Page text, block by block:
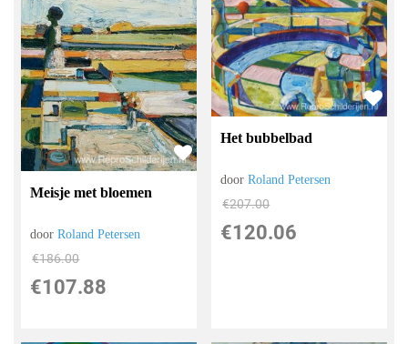
Meisje met bloemen
doorRoland Petersen
€186.00
€107.88
Het bubbelbad
doorRoland Petersen
€207.00
€120.06